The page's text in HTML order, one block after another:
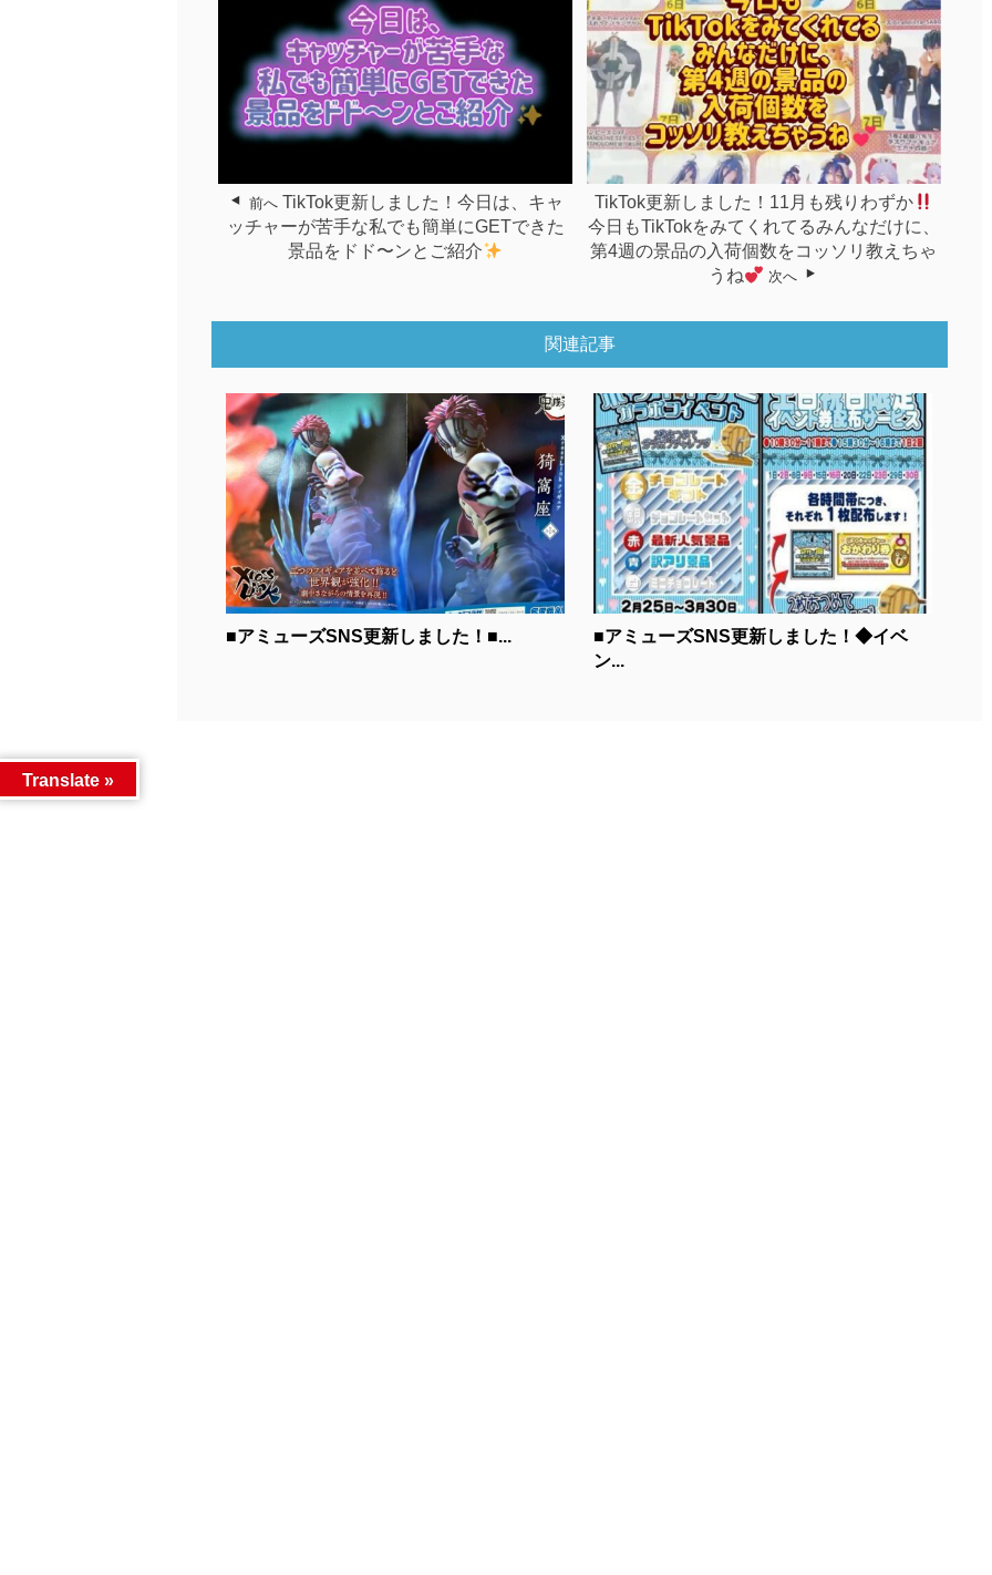
前へ TikTok更新しました！今日は、キャ
ッチャーが苦手な私でも簡単にGETできた
景品をドド〜ンとご紹介
TikTok更新しました！11月も残りわずか
今日もTikTokをみてくれてるみんなだけに、
第4週の景品の入荷個数をコッソリ教えちゃ
うね
次へ
関連記事
■アミューズSNS更新しました！■...
■アミューズSNS更新しました！◆イベ
ン...
Translate »